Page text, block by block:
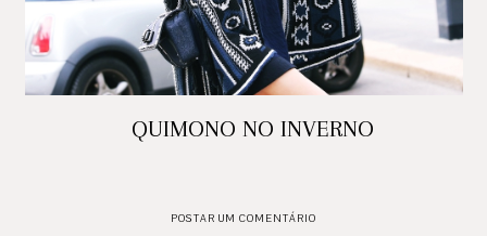
QUIMONO NO INVERNO
POSTAR UM COMENTÁRIO